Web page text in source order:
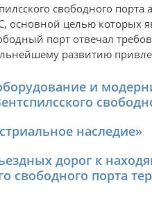
свободного порта
основной целью которых
порт отвечал
развитию
и
наследие»
дорог к
свободного порта